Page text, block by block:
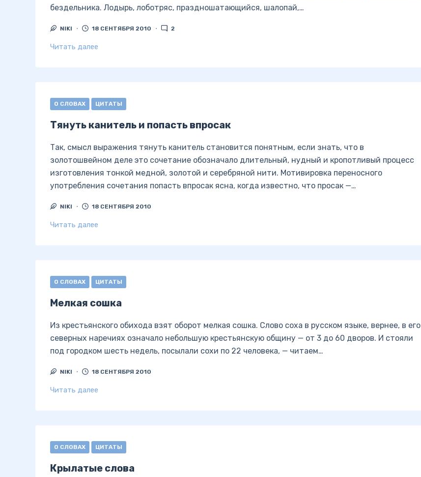
бездельника. Лодырь, лоботряс, праздношатающийся, шалопай,…
NIKI 18 СЕНТЯБРЯ 2010 2
Читать далее
О СЛОВАХ ЦИТАТЫ
Тянуть канитель и попасть впросак
Так, смысл выражения тянуть канитель становится понятным, если знать, что в
золотошвейном деле это сочетание обозначало длительный, нудный и кропотливый процесс
изготовления тонкой медной, золотой и серебряной нити. Мотивировка переносного
употребления сочетания попасть впросак ясна, когда известно, что просак —…
NIKI 18 СЕНТЯБРЯ 2010
Читать далее
О СЛОВАХ ЦИТАТЫ
Мелкая сошка
Из крестьянского обихода взят оборот мелкая сошка. Слово соха в русском языке, вернее, в его
северных наречиях означало небольшую крестьянскую общину — от 3 до 60 дворов. И стояли
под городком шесть недель, посылали сохи по 22 человека, — читаем…
NIKI 18 СЕНТЯБРЯ 2010
Читать далее
О СЛОВАХ ЦИТАТЫ
Крылатые слова